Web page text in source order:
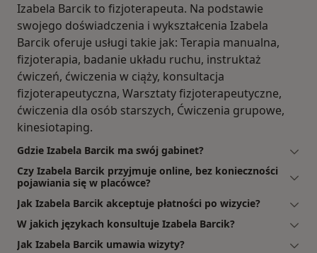
Izabela Barcik to fizjoterapeuta. Na podstawie
swojego doświadczenia i wykształcenia Izabela
Barcik oferuje usługi takie jak: Terapia manualna,
fizjoterapia, badanie układu ruchu, instruktaż
ćwiczeń, ćwiczenia w ciąży, konsultacja
fizjoterapeutyczna, Warsztaty fizjoterapeutyczne,
ćwiczenia dla osób starszych, Ćwiczenia grupowe,
kinesiotaping.
Gdzie Izabela Barcik ma swój gabinet?
Czy Izabela Barcik przyjmuje online, bez konieczności
pojawiania się w placówce?
Jak Izabela Barcik akceptuje płatności po wizycie?
W jakich językach konsultuje Izabela Barcik?
Jak Izabela Barcik umawia wizyty?